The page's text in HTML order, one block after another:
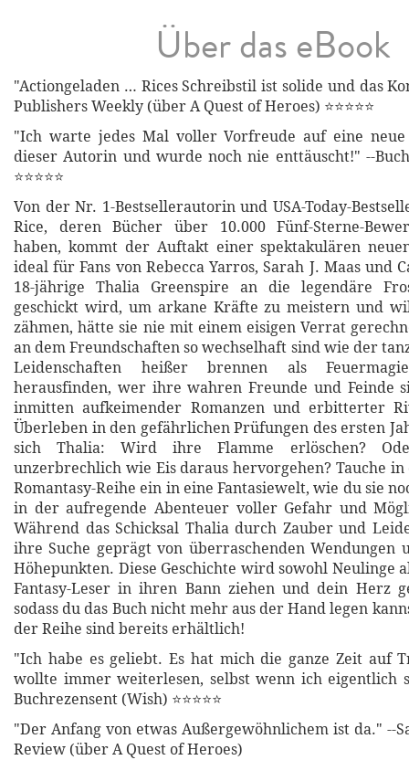
Über das eBook
"Actiongeladen … Rices Schreibstil ist solide und das
Publishers Weekly (über A Quest of Heroes) ⭐⭐⭐⭐⭐
"Ich warte jedes Mal voller Vorfreude auf eine neue
dieser Autorin und wurde noch nie enttäuscht!" --
⭐⭐⭐⭐⭐
Von der Nr. 1-Bestsellerautorin und USA-Today-
Rice, deren Bücher über 10.000 Fünf-Sterne-
haben, kommt der Auftakt einer spektakulären
ideal für Fans von Rebecca Yarros, Sarah J. Maas und
18-jährige Thalia Greenspire an die legendäre
geschickt wird, um arkane Kräfte zu meistern und
zähmen, hätte sie nie mit einem eisigen Verrat
an dem Freundschaften so wechselhaft sind wie der
Leidenschaften heißer brennen als
herausfinden, wer ihre wahren Freunde und Feinde
inmitten aufkeimender Romanzen und erbitterter
Überleben in den gefährlichen Prüfungen des ersten
sich Thalia: Wird ihre Flamme erlöschen?
unzerbrechlich wie Eis daraus hervorgehen? Tauche in
Romantasy-Reihe ein in eine Fantasiewelt, wie du sie
in der aufregende Abenteuer voller Gefahr und
Während das Schicksal Thalia durch Zauber und
ihre Suche geprägt von überraschenden Wendungen
Höhepunkten. Diese Geschichte wird sowohl Neulinge
Fantasy-Leser in ihren Bann ziehen und dein Herz
sodass du das Buch nicht mehr aus der Hand legen
der Reihe sind bereits erhältlich!
"Ich habe es geliebt. Es hat mich die ganze Zeit auf
wollte immer weiterlesen, selbst wenn ich eigentlich
Buchrezensent (Wish) ⭐⭐⭐⭐⭐
"Der Anfang von etwas Außergewöhnlichem ist da." --
Review (über A Quest of Heroes)